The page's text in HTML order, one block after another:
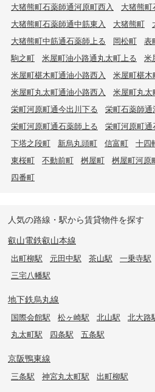
大猪熊町石薬師通河原町西入
大猪熊町
大猪熊町石薬師通中筋東入
大猪熊町
大猪熊町中筋通石薬師上る
岡松町 表
駒之町
米屋町油小路通丸太町上る
米
米屋町椹木町通油小路西入
米屋町椹木
米屋町丸太町通油小路西入
米屋町丸太
栄町河原町通今出川下る
栄町石薬師通
栄町河原町通石薬師上る
栄町河原町通
下塔之段町
新烏丸頭町 信富町 十四
東桜町
不動前町 桝屋町 桝屋町河原
四番町
人気の路線・駅から賃貸物件を探す
叡山電鉄叡山本線
出町柳駅 元田中駅 茶山駅 一乗寺駅
三宅八幡駅
地下鉄烏丸線
国際会館駅 松ヶ崎駅 北山駅 北大路
丸太町駅
四条駅 五条駅
京阪鴨東線
三条駅 神宮丸太町駅 出町柳駅